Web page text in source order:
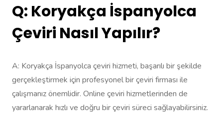
Q: Koryakça İspanyolca
Çeviri Nasıl Yapılır?
A: Koryakça İspanyolca çeviri hizmeti, başarılı bir şekilde
gerçekleştirmek için profesyonel bir çeviri firması ile
çalışmanız önemlidir. Online çeviri hizmetlerinden de
yararlanarak hızlı ve doğru bir çeviri süreci sağlayabilirsiniz.